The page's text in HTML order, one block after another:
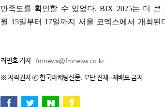
만족도를 확인할 수 있었다. BIX 2025는 더 큰
월 15일부터 17일까지 서울 코엑스에서 개최된
최민호 기자 fmnews@fmnews.co.kr
※ 저작권자 ⓒ 한국마케팅신문. 무단 전재-재배포 금지